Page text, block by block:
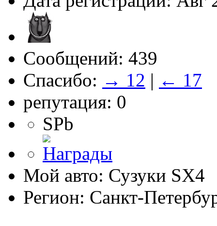
Сообщений: 439
Спасибо: → 12 | ← 17
репутация: 0
SPb
Мой авто: Сузуки SХ4
Регион: Санкт-